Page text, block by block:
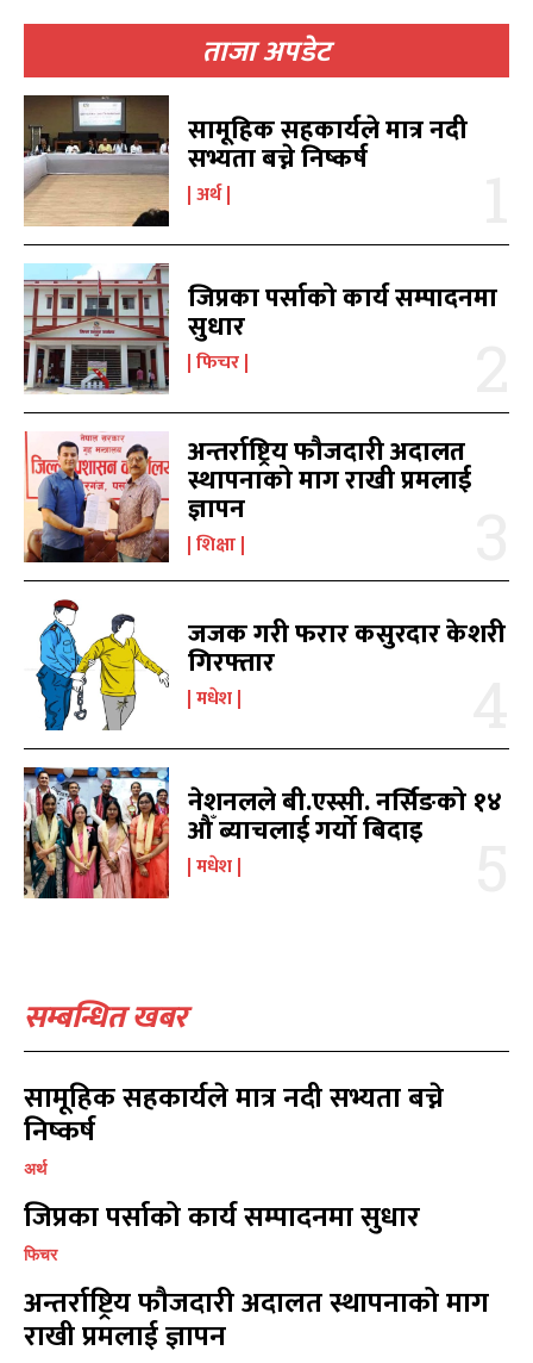
संवाद 7
विचार
कर्णाली 6
विज्ञापनको लागि
प्रतिक्रिया लेख्नुहोस्
संवाद 7
विचार
कर्णाली 6
विज्ञापनको लागि
प्रतिक्रिया लेख्नुहोस्
ताजा अपडेट
सामूहिक सहकार्यले मात्र नदी
सभ्यता बच्ने निष्कर्ष
अर्थ
जिप्रका पर्साको कार्य सम्पादनमा
सुधार
फिचर
अन्तर्राष्ट्रिय फौजदारी अदालत
स्थापनाको माग राखी प्रमलाई
ज्ञापन
शिक्षा
जजक गरी फरार कसुरदार केशरी
गिरफ्तार
मधेश
नेशनलले बी.एस्सी. नर्सिङको १४
औँ ब्याचलाई गर्यो बिदाइ
मधेश
सम्बन्धित खबर
सामूहिक सहकार्यले मात्र नदी सभ्यता बच्ने
निष्कर्ष
अर्थ
जिप्रका पर्साको कार्य सम्पादनमा सुधार
फिचर
अन्तर्राष्ट्रिय फौजदारी अदालत स्थापनाको माग
राखी प्रमलाई ज्ञापन